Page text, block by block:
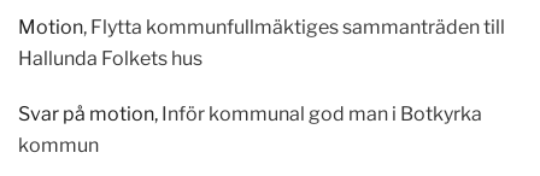
Motion, Flytta kommunfullmäktiges sammanträden till
Hallunda Folkets hus
Svar på motion, Inför kommunal god man i Botkyrka
kommun